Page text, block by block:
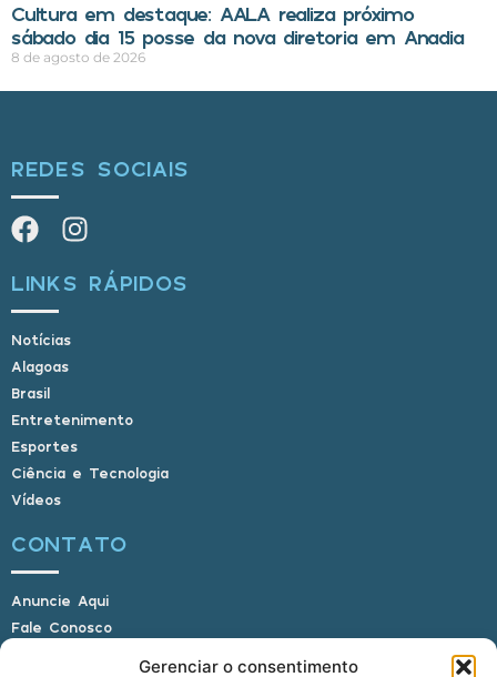
Gerenciar o consentimento
Cultura em destaque: AALA realiza próximo
sábado dia 15 posse da nova diretoria em Anadia
8 de agosto de 2026
REDES SOCIAIS
LINKS RÁPIDOS
Notícias
Alagoas
Brasil
Entretenimento
Esportes
Ciência e Tecnologia
Vídeos
CONTATO
Anuncie Aqui
Fale Conosco